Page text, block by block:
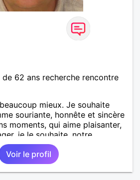
62 ans recherche rencontre
mieux. Je souhaite
souriante, honnête et sincère
moments, qui aime plaisanter,
je le souhaite, notre
les chantiers de
défouler, se relaxer, se détendre
du bon temps. C'est difficile
lignes. En revanche, vous
Voir le profil